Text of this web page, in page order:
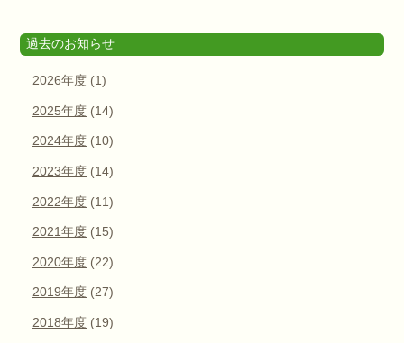
過去のお知らせ
2026年度 (1)
2025年度 (14)
2024年度 (10)
2023年度 (14)
2022年度 (11)
2021年度 (15)
2020年度 (22)
2019年度 (27)
2018年度 (19)